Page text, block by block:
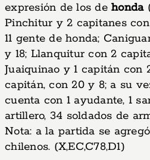
expresión de los de honda
Pinchitur y 2 capitanes
11 gente de honda;
y 18; Llanquitur con 2
Juaiquinao y 1 capitán con
capitán, con 20 y 8; a su
cuenta con 1 ayudante, 1
artillero, 34 soldados de
Nota: a la partida se
chilenos. (X,EC,C78,D1)